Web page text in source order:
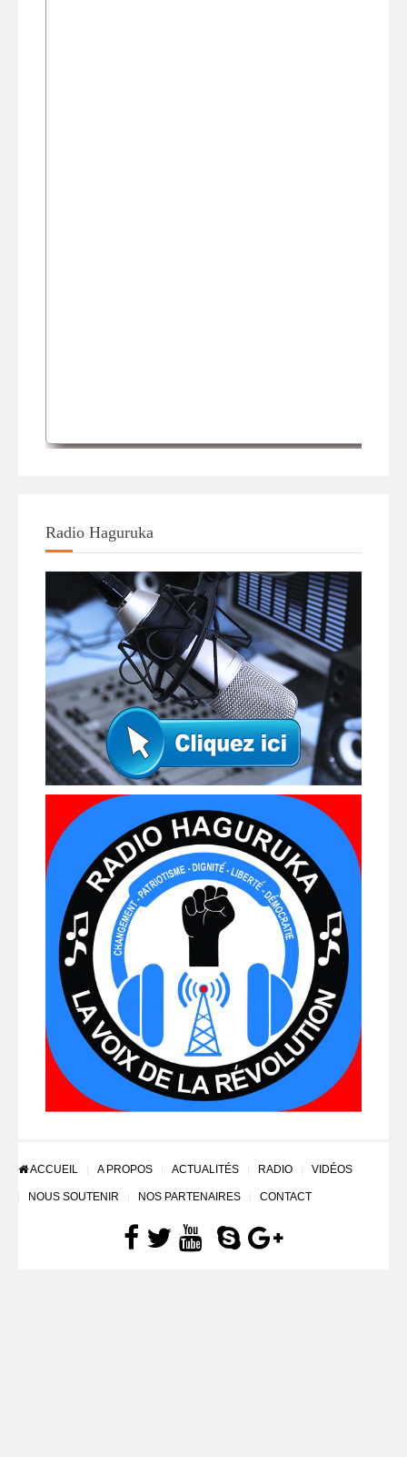
Radio Haguruka
ACCUEIL A PROPOS ACTUALITÉS RADIO VIDÉOS
NOUS SOUTENIR NOS PARTENAIRES CONTACT